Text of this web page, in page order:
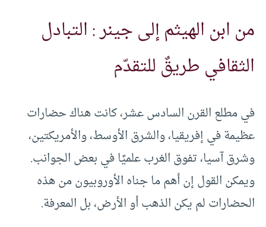
من ابن الهيثم إلى جينر : التبادل
الثقافي طريقٌ للتقدّم
في مطلع القرن السادس عشر، كانت هناك حضارات
عظيمة في إفريقيا، والشرق الأوسط، والأمريكتين،
وشرق آسيا، تفوق الغرب علميًا في بعض الجوانب.
ويمكن القول إن أهم ما جناه الأوروبيون من هذه
الحضارات لم يكن الذهب أو الأرض، بل المعرفة.